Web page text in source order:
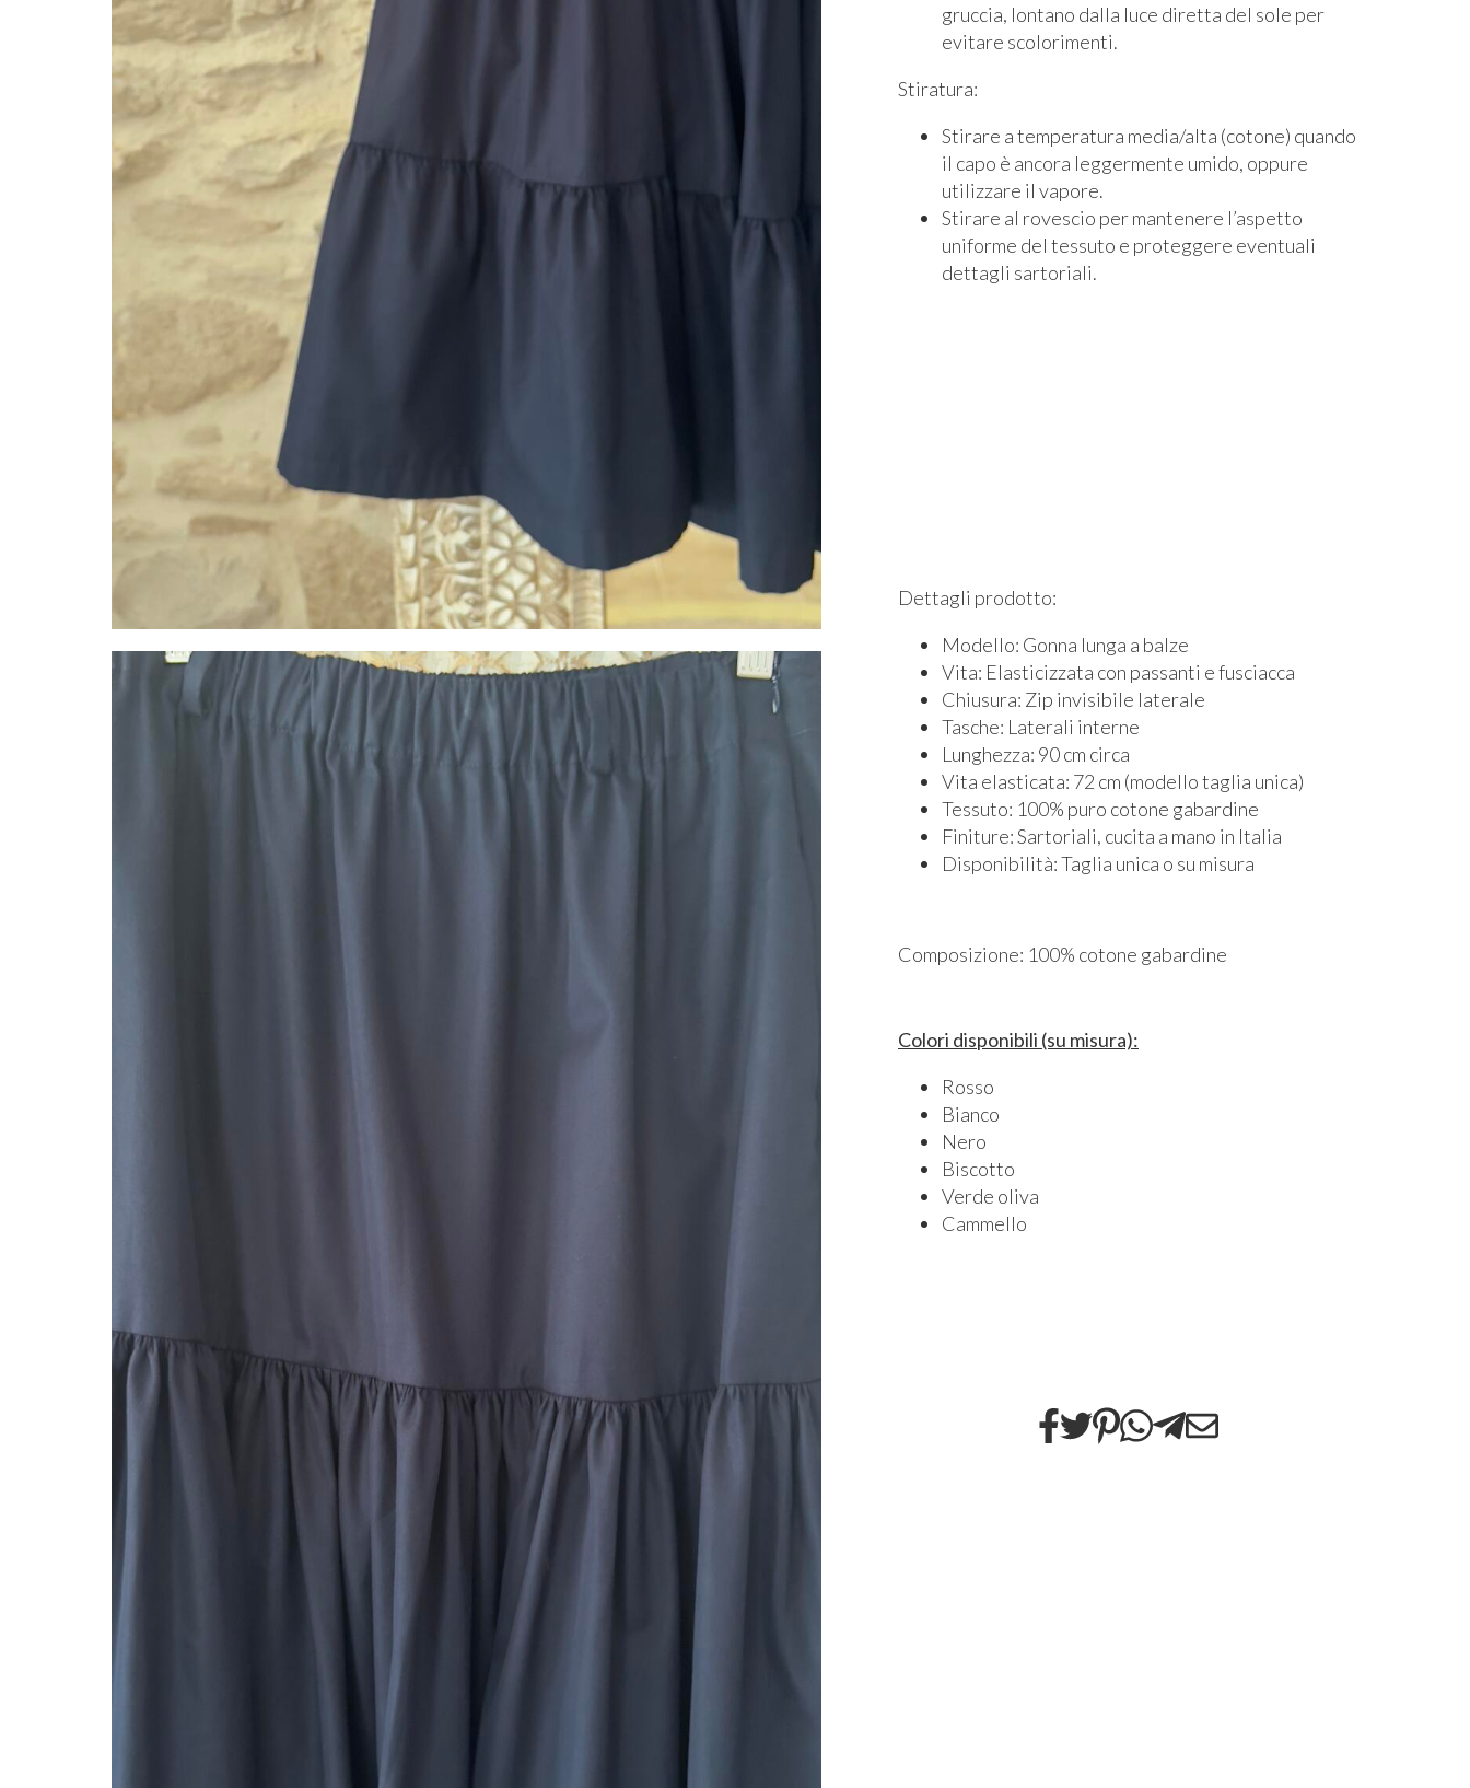
gruccia, lontano dalla luce diretta del sole per
evitare scolorimenti.
Stiratura:
Stirare a temperatura media/alta (cotone) quando
il capo è ancora leggermente umido, oppure
utilizzare il vapore.
Stirare al rovescio per mantenere l’aspetto
uniforme del tessuto e proteggere eventuali
dettagli sartoriali.
Dettagli prodotto:
Modello: Gonna lunga a balze
Vita: Elasticizzata con passanti e fusciacca
Chiusura: Zip invisibile laterale
Tasche: Laterali interne
Lunghezza: 90 cm circa
Vita elasticata: 72 cm (modello taglia unica)
Tessuto: 100% puro cotone gabardine
Finiture: Sartoriali, cucita a mano in Italia
Disponibilità: Taglia unica o su misura
Composizione: 100% cotone gabardine
Colori disponibili (su misura):
Rosso
Bianco
Nero
Biscotto
Verde oliva
Cammello